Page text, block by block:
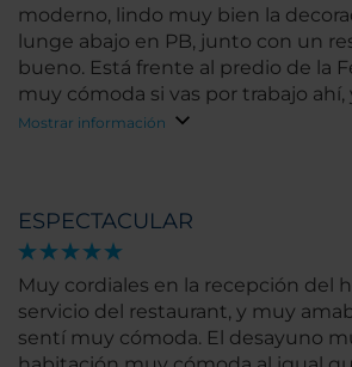
moderno, lindo muy bien la
lunge abajo en PB, junto con un
bueno. Está frente al predio de la
muy cómoda si vas por trabajo ahí,
pasos. La habitación y baños
Mostrar información
ESPECTACULAR
Muy cordiales en la recepción del
servicio del restaurant, y muy
sentí muy cómoda. El desayuno